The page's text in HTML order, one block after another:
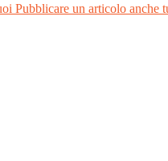
Pubblicare un articolo anche